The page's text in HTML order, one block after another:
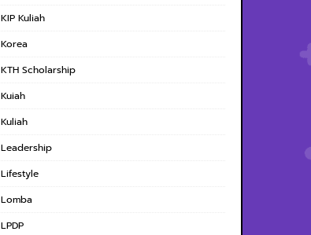
KIP Kuliah
Korea
KTH Scholarship
Kuiah
Kuliah
Leadership
Lifestyle
Lomba
LPDP